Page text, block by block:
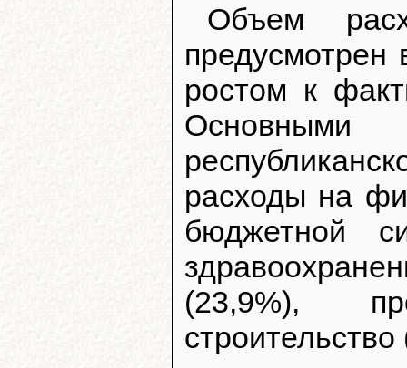
Объем
предусмотрен
ростом к
расходы на
бюджетной
(23,9%),
строительство